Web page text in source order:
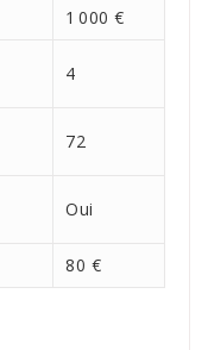
1 000 €
4
72
Oui
80 €